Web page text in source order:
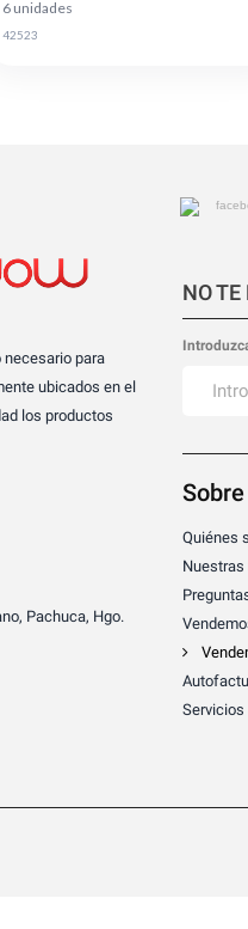
6 unidades
42523
para
ubicados en el
los productos
Pachuca, Hgo.
NO
Quiénes
Nuestras
Servicios